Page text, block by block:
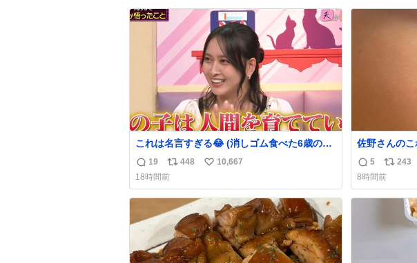
数
ス
ト
数
ね
数
数
ス
ト
これは名言すぎる😂 (消しゴム食べた6歳の弟
を思い出しながら)
返
信
数
19
リ
ポ
ス
ト
数
448
い
ね
数
10,667
18時間前
佐野さんの
りしたし、
ごすぎる
返
信
数
5
リ
ポ
ス
数
243
8時間前